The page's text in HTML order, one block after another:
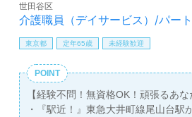
介護職員（デイサービス）/パート
世田谷区
東京都 定年65歳 未経験歓迎
POINT
【経験不問！無資格OK！頑張るあな
・『駅近！』東急大井町線尾山台駅